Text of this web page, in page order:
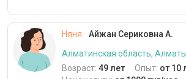
Няня
Айжан Сериковна А.
Алматинская область, Алматы
Возраст: 49 лет Опыт: от 10